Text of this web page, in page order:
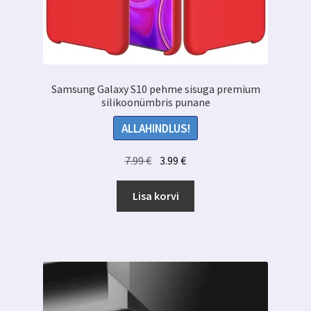
Samsung Galaxy S10 pehme sisuga premium
silikoonümbris punane
ALLAHINDLUS!
7.99€ Algne
hind
oli:
7.99 €.
3.99€Praegune
hind
3.99 €.
Lisa korvi